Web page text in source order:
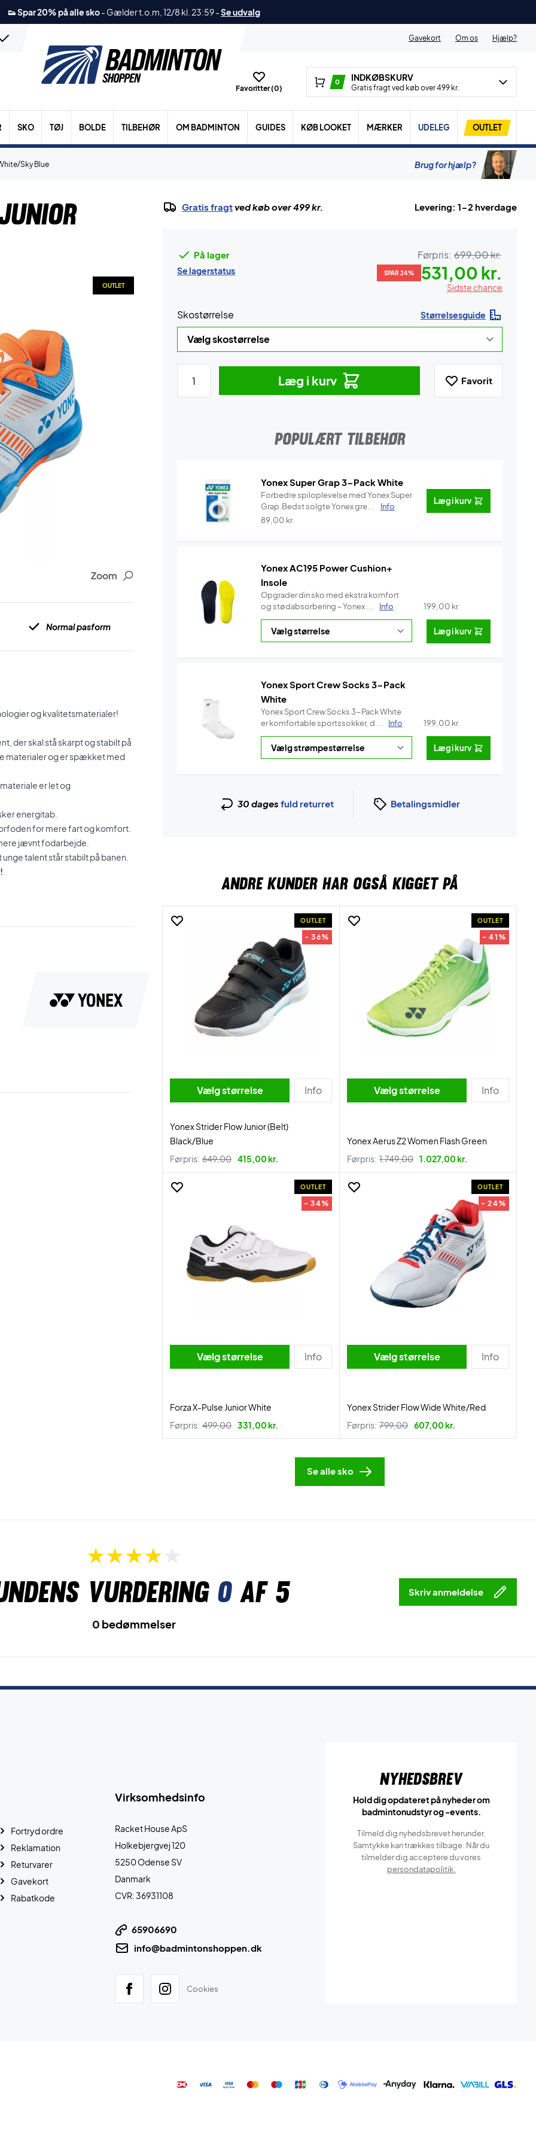
👟 Spar 20% på alle sko- Gælder t.o.m, 12/8 kl. 23:59-Se udvalg
Gavekort Om os Hjælp?
Favoritter (0)
0 INDKØBSKURV
Gratis fragt ved køb over 499 kr.
SKO TØJ BOLDE TILBEHØR OM BADMINTON GUIDES KØB LOOKET MÆRKER UDELEG OUTLET
Sky Blue Brug for hjælp?
Zoom
OUTLET
Normal pasform
og kvalitetsmaterialer!
der skal stå skarpt og stabilt på
materialer og er spækket med
er let og
energitab.
for mere fart og komfort.
jævnt fodarbejde.
talent står stabilt på banen.
Gratis fragtved køb over 499 kr. Levering: 1-2 hverdage
På lager
Se lagerstatus
Førpris: 699,00 kr.
SPAR 24% 531,00 kr.
Sidste chance
Skostørrelse Størrelsesguide
Læg i kurv Favorit
POPULÆRT TILBEHØR
Yonex Super Grap 3-Pack White
Forbedre spiloplevelse med Yonex Super
Grap.Bedst solgte Yonex gre...
Info
89,00 kr.
Læg i kurv
Yonex AC195 Power Cushion+
Insole
Opgrader din sko med ekstra komfort
og stødabsorbering – Yonex ...
Info 199,00 kr.
Læg i kurv
Yonex Sport Crew Socks 3-Pack
White
Yonex Sport Crew Socks 3-Pack White
er komfortable sportssokker, d...
Info 199,00 kr.
Læg i kurv
30 dages fuld returret Betalingsmidler
ANDRE KUNDER HAR OGSÅ KIGGET PÅ
OUTLET
- 36%
Vælg størrelse Info
Yonex Strider Flow Junior (Belt)
Black/Blue
Førpris: 649,00 415,00 kr.
OUTLET
- 41%
Vælg størrelse Info
Yonex Aerus Z2 Women Flash Green
Førpris: 1.749,00 1.027,00 kr.
OUTLET
- 34%
Vælg størrelse Info
Forza X-Pulse Junior White
Førpris: 499,00 331,00 kr.
OUTLET
- 24%
Vælg størrelse Info
Yonex Strider Flow Wide White/Red
Førpris: 799,00 607,00 kr.
Se alle sko
vurdering 0af 5 Skriv anmeldelse
0 bedømmelser
Virksomhedsinfo
Racket House ApS
Holkebjergvej 120
5250 Odense SV
Danmark
CVR: 36931108
65906690
info@badmintonshoppen.dk
Cookies
Fortryd ordre
Reklamation
Returvarer
Gavekort
Rabatkode
Nyhedsbrev
Hold dig opdateret på nyheder om
badmintonudstyr og -events.
Tilmeld dig nyhedsbrevet herunder.
Samtykke kan trækkes tilbage. Når du
tilmelder dig acceptere du vores
persondatapolitik.